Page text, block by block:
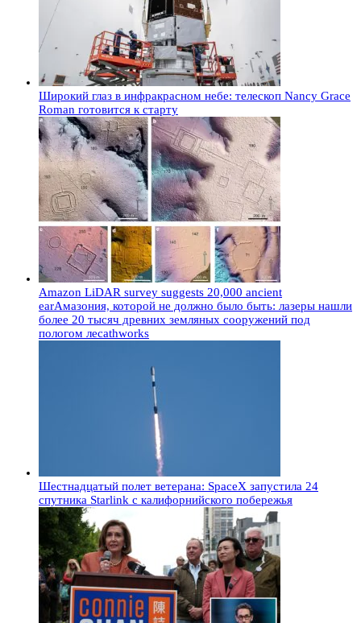
Широкий глаз в инфракрасном небе: телескоп Nancy Grace
Roman готовится к старту
Amazon LiDAR survey suggests 20,000 ancient
earАмазония, которой не должно было быть: лазеры нашли
более 20 тысяч древних земляных сооружений под
пологом лесаthworks
Шестнадцатый полет ветерана: SpaceX запустила 24
спутника Starlink с калифорнийского побережья